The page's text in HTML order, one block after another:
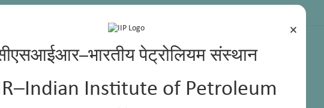
×
पेट्रोलियम संस्थान
Institute of Petroleum